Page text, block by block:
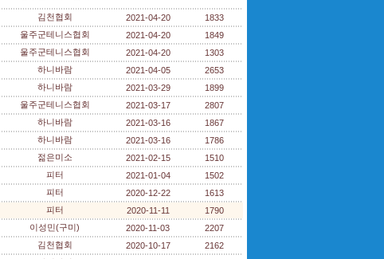
김천협회 2021-04-20
1833
울주군테니스협회 2021-04-20
1849
울주군테니스협회 2021-04-20
1303
하니바람 2021-04-05
2653
하니바람 2021-03-29
1899
울주군테니스협회 2021-03-17
2807
하니바람 2021-03-16
1867
하니바람 2021-03-16
1786
젊은미소 2021-02-15
1510
피터 2021-01-04
1502
피터 2020-12-22
1613
피터 2020-11-11
1790
이성민(구미) 2020-11-03
2207
김천협회 2020-10-17
2162